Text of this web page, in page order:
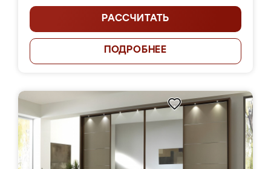
РАССЧИТАТЬ
ПОДРОБНЕЕ